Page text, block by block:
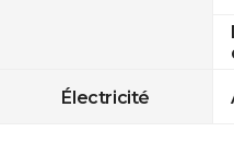
Électricité